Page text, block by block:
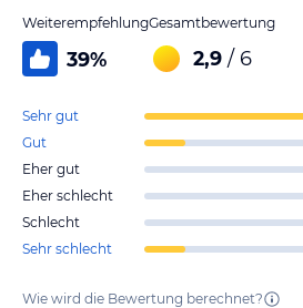
Weiterempfehlung
39%
Gesamtbewertung
2,9 / 6
Sehr gut
Gut
Eher gut
Eher schlecht
Schlecht
Sehr schlecht
Wie wird die Bewertung berechnet?